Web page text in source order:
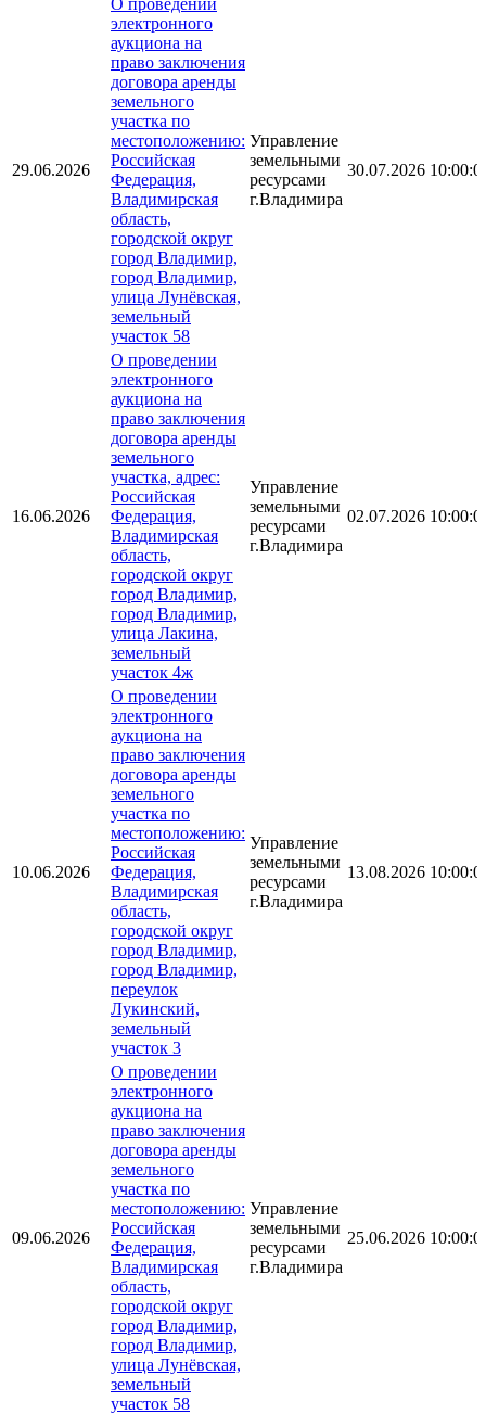
29.06.2026
электронного
аукциона на
право заключения
договора аренды
земельного
участка по
местоположению:
Российская
Федерация,
Владимирская
область,
городской округ
город Владимир,
город Владимир,
улица Лунёвская,
земельный
участок 58
Управление
земельными
ресурсами
г.Владимира
30.07.2026
16.06.2026
О проведении
электронного
аукциона на
право заключения
договора аренды
земельного
участка, адрес:
Российская
Федерация,
Владимирская
область,
городской округ
город Владимир,
город Владимир,
улица Лакина,
земельный
участок 4ж
Управление
земельными
ресурсами
г.Владимира
02.07.2026
10.06.2026
О проведении
электронного
аукциона на
право заключения
договора аренды
земельного
участка по
местоположению:
Российская
Федерация,
Владимирская
область,
городской округ
город Владимир,
город Владимир,
переулок
Лукинский,
земельный
участок 3
Управление
земельными
ресурсами
г.Владимира
13.08.2026
09.06.2026
О проведении
электронного
аукциона на
право заключения
договора аренды
земельного
участка по
местоположению:
Российская
Федерация,
Владимирская
область,
городской округ
город Владимир,
город Владимир,
улица Лунёвская,
земельный
участок 58
Управление
земельными
ресурсами
г.Владимира
25.06.2026